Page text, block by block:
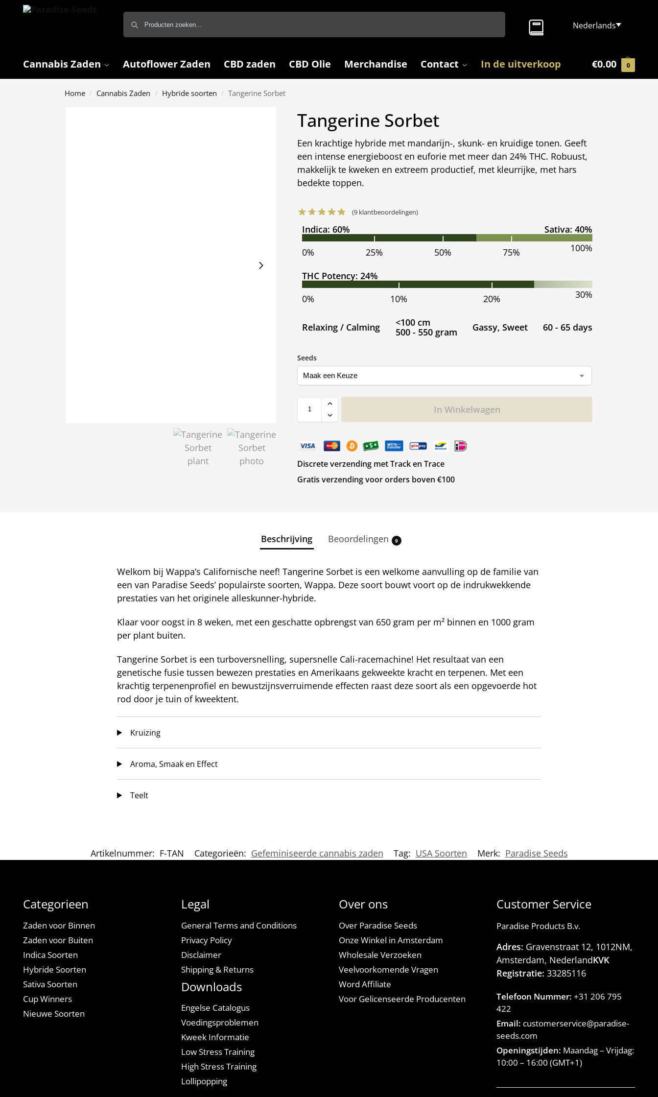
Nederlands
Cannabis Zaden Autoflower Zaden CBD zaden CBD Olie Merchandise Contact In de uitverkoop €0.00 0
Home / Cannabis Zaden / Hybride soorten / Tangerine Sorbet
Tangerine Sorbet
Een krachtige hybride met mandarijn-, skunk- en kruidige tonen. Geeft
een intense energieboost en euforie met meer dan 24% THC. Robuust,
makkelijk te kweken en extreem productief, met kleurrijke, met hars
bedekte toppen.
(9 klantbeoordelingen)
Indica: 60%
Sativa: 40%
0%
25% 50% 75% 100%
THC Potency: 24%
0%
10% 20% 30%
Relaxing / Calming
<100 cm
500 - 550 gram
Gassy, Sweet 60 - 65 days
Seeds
In Winkelwagen
Discrete verzending met Track en Trace
Gratis verzending voor orders boven €100
Beschrijving Beoordelingen 9
Welkom bij Wappa’s Californische neef! Tangerine Sorbet is een welkome aanvulling op de familie van
een van Paradise Seeds’ populairste soorten, Wappa. Deze soort bouwt voort op de indrukwekkende
prestaties van het originele alleskunner-hybride.
Klaar voor oogst in 8 weken, met een geschatte opbrengst van 650 gram per m² binnen en 1000 gram
per plant buiten.
Tangerine Sorbet is een turboversnelling, supersnelle Cali-racemachine! Het resultaat van een
genetische fusie tussen bewezen prestaties en Amerikaans gekweekte kracht en terpenen. Met een
krachtig terpenenprofiel en bewustzijnsverruimende effecten raast deze soort als een opgevoerde hot
rod door je tuin of kweektent.
Kruizing
Aroma, Smaak en Effect
Teelt
Artikelnummer: F-TAN Categorieën: Gefeminiseerde cannabis zaden Tag: USA Soorten Merk: Paradise Seeds
Categorieen
Zaden voor Binnen
Zaden voor Buiten
Indica Soorten
Hybride Soorten
Sativa Soorten
Cup Winners
Nieuwe Soorten
Legal
General Terms and Conditions
Privacy Policy
Disclaimer
Shipping & Returns
Downloads
Engelse Catalogus
Voedingsproblemen
Kweek Informatie
Low Stress Training
High Stress Training
Lollipopping
Over ons
Over Paradise Seeds
Onze Winkel in Amsterdam
Wholesale Verzoeken
Veelvoorkomende Vragen
Word Affiliate
Voor Gelicenseerde Producenten
Customer Service
Paradise Products B.v.
Adres: Gravenstraat 12, 1012NM,
Amsterdam, NederlandKVK
Registratie: 33285116
Telefoon Nummer:+31 206 795
422
Email: customerservice@paradise-
seeds.com
Openingstijden: Maandag – Vrijdag:
10:00– 16:00(GMT+1)